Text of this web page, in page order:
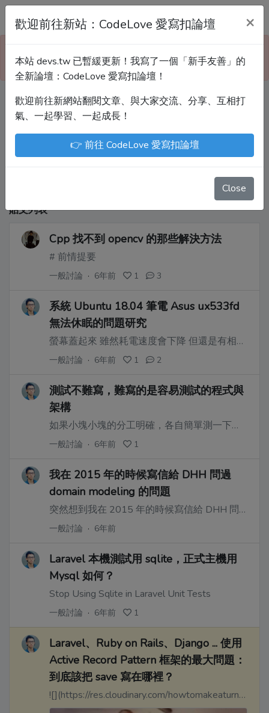
Devs.tw 寫程式討論區
請到新網站「CodeLove 愛寫扣論壇」！
Devs.tw 是讓工程師寫筆記、網誌的平台。歡迎
您隨手紀錄、寫作，方便日後搜尋！
尤川豪
Enoxs
chenjenping
貼文列表
Cpp 找不到 opencv 的那些解決方法
# 前情提要
一般討論 · 6年前 1 3
系統 Ubuntu 18.04 筆電 Asus ux533fd
無法休眠的問題研究
螢幕蓋起來 雖然耗電速度會下降 但還是有相當的耗電 感覺沒有正確休眠.
一般討論 · 6年前 1 2
測試不難寫，難寫的是容易測試的程式與
架構
如果小塊小塊的分工明確，各自簡單測一下就很穩
一般討論 · 6年前 1
我在 2015 年的時候寫信給 DHH 問過
domain modeling 的問題
突然想到我在 2015 年的時候寫信給 DHH 問過 domain modeling 的問題
一般討論 · 6年前
Laravel 本機測試用 sqlite，正式主機用
Mysql 如何？
Stop Using Sqlite in Laravel Unit Tests
一般討論 · 6年前 1
Laravel、Ruby on Rails、Django ... 使用
Active Record Pattern 框架的最大問題：
到底該把 save 寫在哪裡？
![](https://res.cloudinary.com/howtomakeaturn/image/upload/v1588371942/mkyswrdjkqbmtpfvzjge.png)
歡迎前往新站：CodeLove 愛寫扣論壇 ×
本站 devs.tw 已暫緩更新！我寫了一個「新手友善」的
全新論壇：CodeLove 愛寫扣論壇！
歡迎前往新網站翻閱文章、與大家交流、分享、互相打
氣、一起學習、一起成長！
👉 前往 CodeLove 愛寫扣論壇
Close